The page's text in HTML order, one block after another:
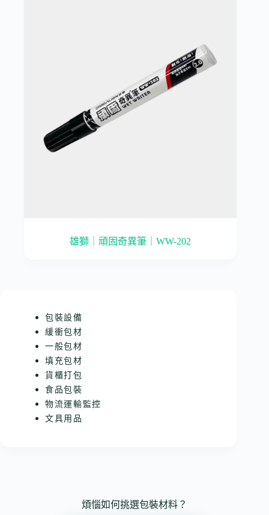
雄獅｜頑固奇異筆｜WW-202
包裝設備
緩衝包材
一般包材
填充包材
貨櫃打包
食品包裝
物流運輸監控
文具用品
煩惱如何挑選包裝材料？